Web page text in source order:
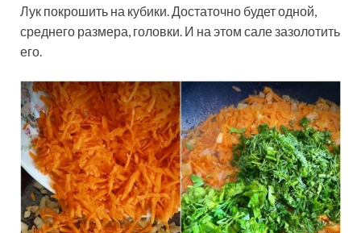
Лук покрошить на кубики. Достаточно будет одной,
среднего размера, головки. И на этом сале зазолотить
его.